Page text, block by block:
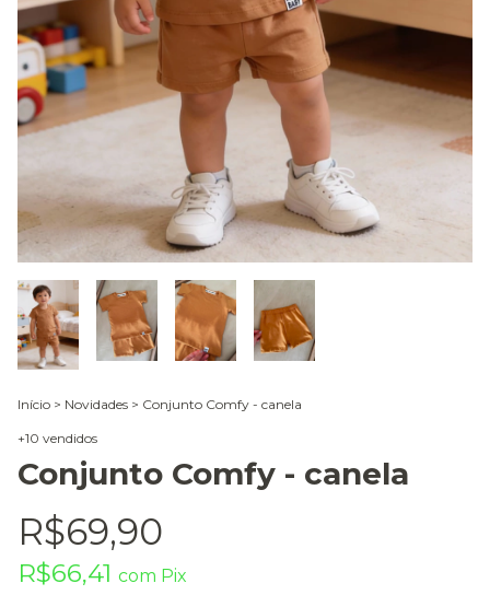
Início > Novidades > Conjunto Comfy - canela
+10 vendidos
Conjunto Comfy - canela
R$69,90
R$66,41 com Pix